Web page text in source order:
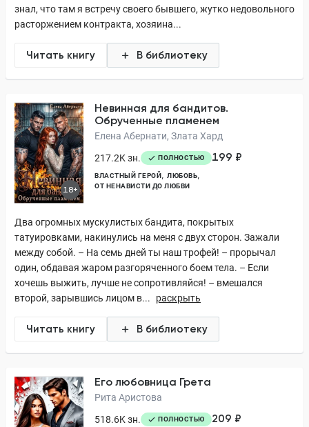
знал, что там я встречу своего бывшего, жутко недовольного
расторжением контракта, хозяина...
Читать книгу В библиотеку
18+
Невинная для бандитов.
Обрученные пламенем
Елена Абернати, Злата Хард
217.2K зн.
ПОЛНОСТЬЮ 199 ₽
ВЛАСТНЫЙ ГЕРОЙ
ЛЮБОВЬ
ОТ НЕНАВИСТИ ДО ЛЮБВИ
Два огромных мускулистых бандита, покрытых
татуировками, накинулись на меня с двух сторон. Зажали
между собой. – На семь дней ты наш трофей! – прорычал
один, обдавая жаром разгоряченного боем тела. – Если
хочешь выжить, лучше не сопротивляйся! – вмешался
второй, зарывшись лицом в...
раскрыть
Читать книгу В библиотеку
Его любовница Грета
Рита Аристова
518.6K зн.
ПОЛНОСТЬЮ 209 ₽